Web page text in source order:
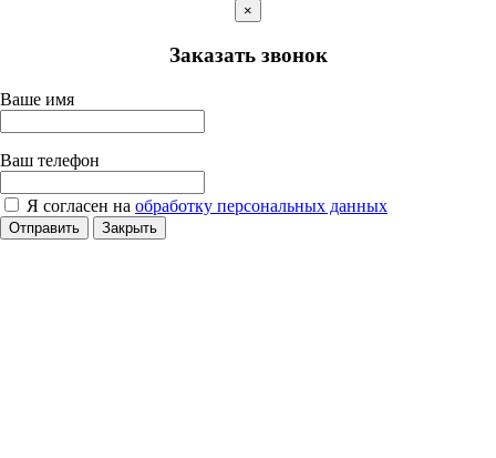
×
Заказать звонок
Ваше имя
Ваш телефон
Я согласен на обработку персональных данных
Отправить Закрыть